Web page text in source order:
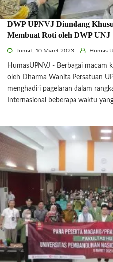
DWP UPNVJ Diundang
Membuat Roti oleh DWP UNJ
Jumat, 10 Maret 2023 Humas
HumasUPNVJ - Berbagai macam
oleh Dharma Wanita Persatuan
menghadiri pagelaran dalam
Internasional beberapa waktu